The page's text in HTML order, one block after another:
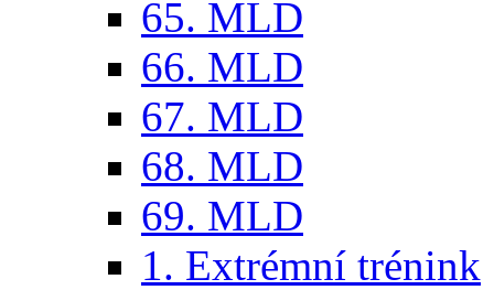
65. MLD
66. MLD
67. MLD
68. MLD
69. MLD
1. Extrémní trénink